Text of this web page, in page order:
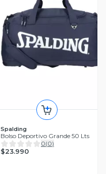
Spalding
Bolso Deportivo Grande 50 Lts
0(0)
$23.990